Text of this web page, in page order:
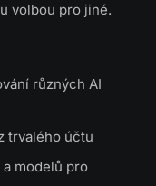
volbou pro jiné.
různých AI
trvalého účtu
modelů pro